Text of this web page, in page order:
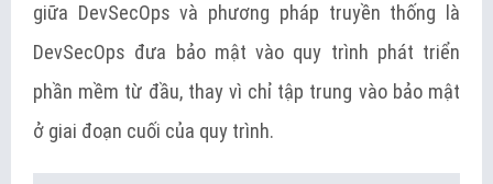
giữa DevSecOps và phương pháp truyền thống là
DevSecOps đưa bảo mật vào quy trình phát triển
phần mềm từ đầu, thay vì chỉ tập trung vào bảo mật
ở giai đoạn cuối của quy trình.